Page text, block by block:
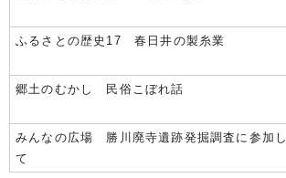
ふるさとの歴史17 春日井の製糸業
郷土のむかし 民俗こぼれ話
みんなの広場 勝川廃寺遺跡発掘調査に参加し
て